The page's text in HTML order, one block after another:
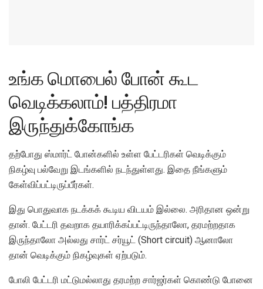
உங்க மொபைல் போன் கூட
வெடிக்கலாம்! பத்திரமா
இருந்துக்கோங்க
தற்போது ஸ்மார்ட் போன்களில் உள்ள பேட்டரிகள் வெடிக்கும்
நிகழ்வு பல்வேறு இடங்களில் நடந்துள்ளது. இதை நீங்களும்
கேள்விப்பட்டிருப்பீர்கள்.
இது பொதுவாக நடக்கக் கூடிய விடயம் இல்லை. அரிதான ஒன்று
தான். பேட்டரி தவறாக தயாரிக்கப்பட்டிருந்தாலோ, தரமற்றதாக
இருந்தாலோ அல்லது சார்ட் சர்யூட் (Short circuit) ஆனாலோ
தான் வெடிக்கும் நிகழ்வுகள் ஏற்படும்.
போலி பேட்டரி மட்டுமல்லாது தரமற்ற சார்ஜர்கள் கொண்டு போனை